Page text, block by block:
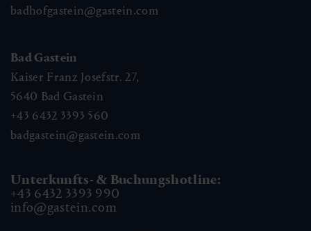
badhofgastein@gastein.com
Bad Gastein
Kaiser Franz Josefstr. 27,
5640 Bad Gastein
+43 6432 3393 560
badgastein@gastein.com
Unterkunfts- & Buchungshotline:
+43 6432 3393 990
info@gastein.com